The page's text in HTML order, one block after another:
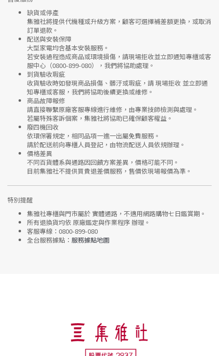
缺貨或停產
集雅社將提供代機種或升級方案 ，顧客可選擇補差額更換，或取消
訂單退款。
配送與安裝保障
大型家電均含基本安裝服務。
若安裝過程造成商品或環境損傷，請現場拒收並立即通知專櫃或客
服中心 （0800-899-080），我們將協助處理。
到貨驗收瑕疵
收貨驗收時如發現商品損傷、髒汙或瑕疵 ，請 現場拒收 並立即通
知專櫃或客服，我們將協助後續更換或維修。
商品故障報修
請直接聯繫原廠客服專線進行維修，由專業技師檢測與處理。
若屬特殊客訴個案，集雅社將協助已確保顧客權益。
廢四機回收
依環保署規定，相同品項一進一出屬免費服務。
請於配送前向專櫃人員登記，由物流配送人員依規辦理。
價格差異
不同百貨體系與通路因回饋方案差異，價格可能不同。
目前集雅社不提供買貴退差價服務 ，售價依現場報價為準。
特別提醒
集雅社專櫃與門市屬於 實體通路，不適用網路購物七日鑑賞期 。
所有退換貨均依 原廠鑑定與作業程序辦理。
客服專線： 0800-899-080
全台服務據點： 服務據點地圖